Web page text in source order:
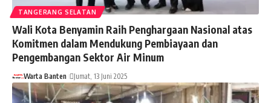
TANGERANG SELATAN
Wali Kota Benyamin Raih Penghargaan Nasional atas
Komitmen dalam Mendukung Pembiayaan dan
Pengembangan Sektor Air Minum
Warta Banten Jumat, 13 Juni 2025